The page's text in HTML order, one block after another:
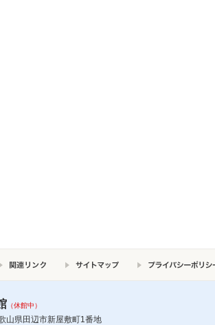
（休館中）
県田辺市新屋敷町1番地